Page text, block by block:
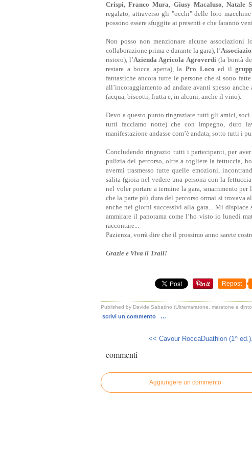
Crispi, Franco Mura, Giusy Macaluso,Natale
regalato, attraverso gli "occhi" delle loro
possono essere sfuggite ai presenti e che faranno
Non posso non menzionare alcune associazioni
collaborazione prima e durante la gara), l’
ristoro), l’Azienda Agricola Agroverdi(la bontà
restare a bocca aperta), la Pro Loco ed il
fantastiche ancora tutte le persone che si sono
all’incoraggiamento ad andare avanti spesso
(acqua, biscotti, frutta e, in alcuni, anche il vino).
Devo a questo punto ringraziare tutti gli amici, soci
tutti facciamo notte) che con impegno, duro
manifestazione andasse com’è andata, sotto tutti i
Concludendo ringrazio tutti i partecipanti, per
pulizia del percorso, oltre a togliere la fettuccia,
avermi trasmesso tutte quelle emozioni,
salita (gioia nel vedere una persona con la
nel voler portare a termine la gara, smarrimento
che la parte più dura del percorso ormai si trovava
anche nei giorni successivi alla gara... Mi
ammirare il panorama come l’ho visto io lunedì
raccontare...
Pazienza, vorrà dire che il prossimo anno sarete
Grazie e Viva il Trail!
Repost
Published by Davide Sabatino (Ultramaratone, maratone e
scrivi un commento
…
<< Cavour RoccaDuathlon (1^
commenti
Aggiungere un commento